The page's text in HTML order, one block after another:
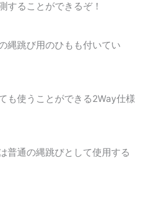
することができるぞ！
縄跳び用のひもも付いてい
も使うことができる2Way仕様
普通の縄跳びとして使用する